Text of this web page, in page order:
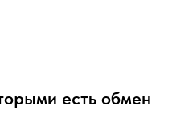
есть обмен